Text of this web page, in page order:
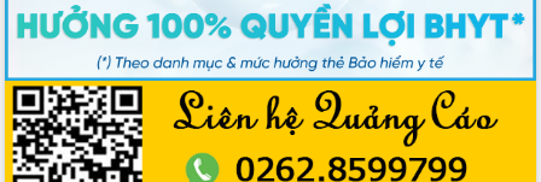
Sôi nổi Hội đua ngựa truyền thống Gò
Thì Thùng mừng Xuân Bính Ngọ 2026
Lãnh đạo tỉnh dâng hương tưởng niệm
tại Đập Đồng Cam đầu Xuân Bính Ngọ
Ngành nông nghiệp phấn đấu tăng
trưởng đạt 5,86% trong năm 2026
UBND tỉnh Đắk Lắk triển khai công tác